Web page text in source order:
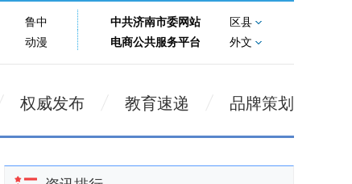
鲁中 中共济南市委网站
区县
动漫 电商公共服务平台 外文
权威发布 教育速递 品牌策划